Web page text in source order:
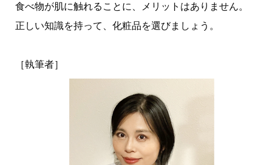
食べ物が肌に触れることに、メリットはありません。
正しい知識を持って、化粧品を選びましょう。
［執筆者］